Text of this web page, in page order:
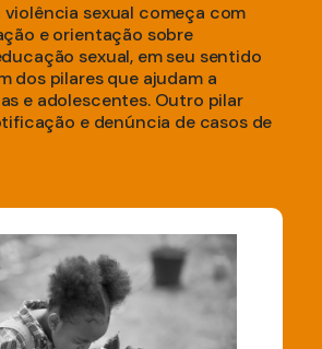
sexual começa com
e orientação sobre
sexual, em seu sentido
dos pilares que ajudam a
e adolescentes. Outro pilar
e denúncia de casos de